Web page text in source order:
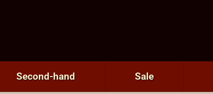
Second-hand Sale